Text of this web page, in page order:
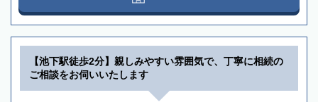
【池下駅徒歩2分】親しみやすい雰囲気で、丁寧に相続の
ご相談をお伺いいたします